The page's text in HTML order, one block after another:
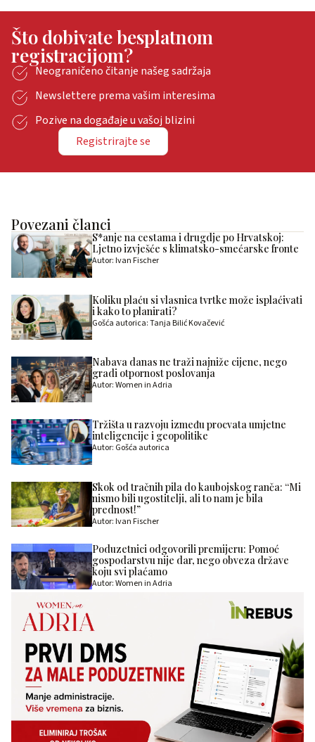
Što dobivate besplatnom
registracijom?
Neograničeno čitanje našeg sadržaja
Newslettere prema vašim interesima
Pozive na događaje u vašoj blizini
Registrirajte se
Povezani članci
S*anje na cestama i drugdje po Hrvatskoj:
Ljetno izvješće s klimatsko-smećarske fronte
Autor: Ivan Fischer
Koliku plaću si vlasnica tvrtke može isplaćivati
i kako to planirati?
Gošća autorica: Tanja Bilić Kovačević
Nabava danas ne traži najniže cijene, nego
gradi otpornost poslovanja
Autor: Women in Adria
Tržišta u razvoju između procvata umjetne
inteligencije i geopolitike
Autor: Gošća autorica
Skok od tračnih pila do kaubojskog ranča: “Mi
nismo bili ugostitelji, ali to nam je bila
prednost!”
Autor: Ivan Fischer
Poduzetnici odgovorili premijeru: Pomoć
gospodarstvu nije dar, nego obveza države
koju svi plaćamo
Autor: Women in Adria